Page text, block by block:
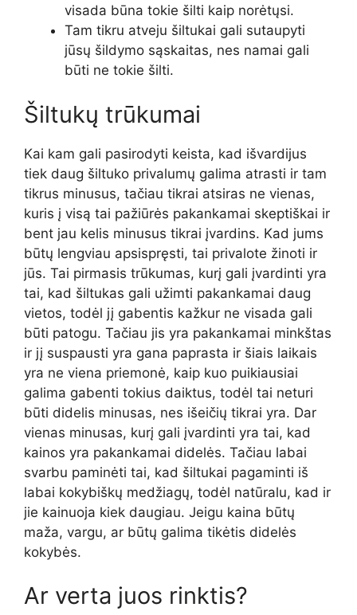
visada būna tokie šilti kaip norėtųsi.
Tam tikru atveju šiltukai gali sutaupyti
jūsų šildymo sąskaitas, nes namai gali
būti ne tokie šilti.
Šiltukų trūkumai
Kai kam gali pasirodyti keista, kad išvardijus
tiek daug šiltuko privalumų galima atrasti ir tam
tikrus minusus, tačiau tikrai atsiras ne vienas,
kuris į visą tai pažiūrės pakankamai skeptiškai ir
bent jau kelis minusus tikrai įvardins. Kad jums
būtų lengviau apsispręsti, tai privalote žinoti ir
jūs. Tai pirmasis trūkumas, kurį gali įvardinti yra
tai, kad šiltukas gali užimti pakankamai daug
vietos, todėl jį gabentis kažkur ne visada gali
būti patogu. Tačiau jis yra pakankamai minkštas
ir jį suspausti yra gana paprasta ir šiais laikais
yra ne viena priemonė, kaip kuo puikiausiai
galima gabenti tokius daiktus, todėl tai neturi
būti didelis minusas, nes išeičių tikrai yra. Dar
vienas minusas, kurį gali įvardinti yra tai, kad
kainos yra pakankamai didelės. Tačiau labai
svarbu paminėti tai, kad šiltukai pagaminti iš
labai kokybiškų medžiagų, todėl natūralu, kad ir
jie kainuoja kiek daugiau. Jeigu kaina būtų
maža, vargu, ar būtų galima tikėtis didelės
kokybės.
Ar verta juos rinktis?